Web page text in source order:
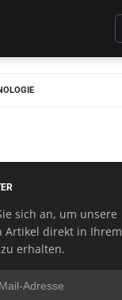
sich an, um unsere
Artikel direkt in Ihrem
erhalten.